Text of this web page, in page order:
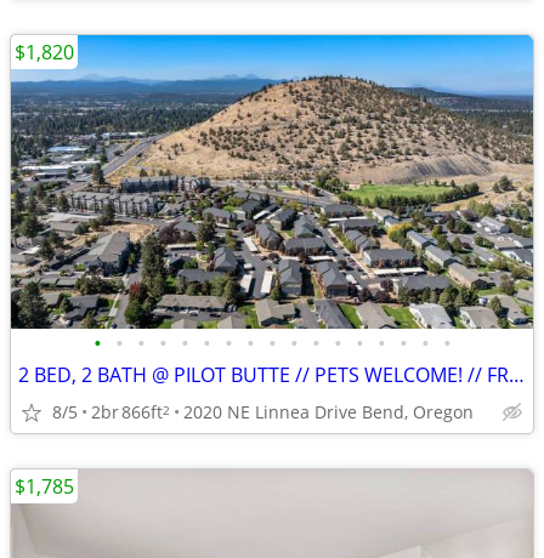
• • • • • • • • • • • • • • • • •
2 BED, 2 BATH @ PILOT BUTTE // PETS WELCOME! // FREE PARKING!
8/5 2br866ft2 2020 NE Linnea Drive Bend, Oregon
$1,820
$1,785